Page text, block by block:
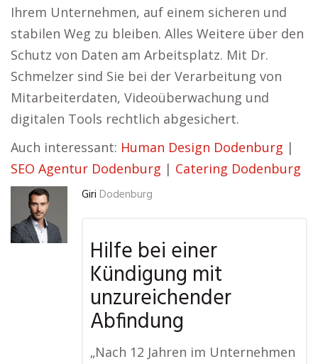
Ihrem Unternehmen, auf einem sicheren und
stabilen Weg zu bleiben. Alles Weitere über den
Schutz von Daten am Arbeitsplatz. Mit Dr.
Schmelzer sind Sie bei der Verarbeitung von
Mitarbeiterdaten, Videoüberwachung und
digitalen Tools rechtlich abgesichert.
Auch interessant: Human Design Dodenburg |
SEO Agentur Dodenburg | Catering Dodenburg
Giri Dodenburg
Hilfe bei einer
Kündigung mit
unzureichender
Abfindung
„Nach 12 Jahren im Unternehmen